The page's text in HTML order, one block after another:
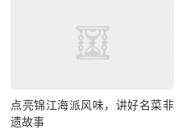
点亮锦江海派风味，讲好名菜非
遗故事